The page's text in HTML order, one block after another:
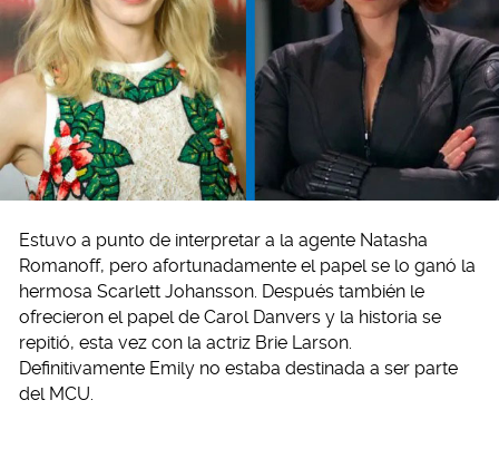
Estuvo a punto de interpretar a la agente Natasha
Romanoff, pero afortunadamente el papel se lo ganó la
hermosa Scarlett Johansson. Después también le
ofrecieron el papel de Carol Danvers y la historia se
repitió, esta vez con la actriz Brie Larson.
Definitivamente Emily no estaba destinada a ser parte
del MCU.